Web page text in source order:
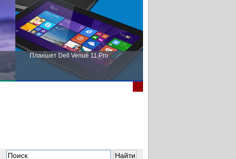
Планшет Dell Venue 11 Pro